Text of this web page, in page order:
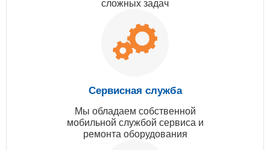
сложных задач
Сервисная служба
Мы обладаем собственной
мобильной службой сервиса и
ремонта оборудования